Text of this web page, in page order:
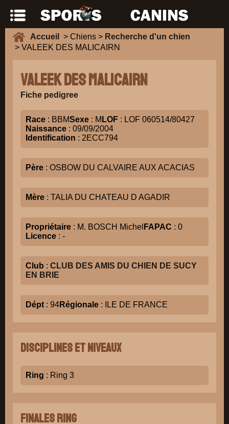
Accueil > Chiens > Recherche d'un chien
> VALEEK DES MALICAIRN
VALEEK DES MALICAIRN
Fiche pedigree
Race : BBMSexe : M LOF : LOF 060514/80427
Naissance : 09/09/2004
Identification : 2ECC794
Père : OSBOW DU CALVAIRE AUX ACACIAS
Mère : TALIA DU CHATEAU D AGADIR
Propriétaire : M. BOSCH Michel FAPAC : 0
Licence : -
Club : CLUB DES AMIS DU CHIEN DE SUCY
EN BRIE
Dépt : 94Régionale : ILE DE FRANCE
Disciplines et niveaux
Ring : Ring 3
Finales Ring